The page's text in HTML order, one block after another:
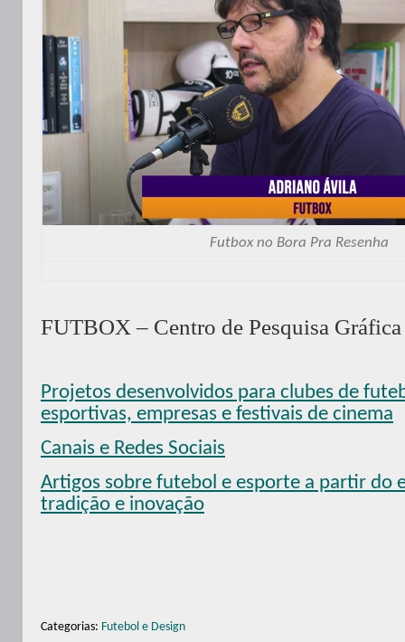
Futbox no Bora Pra Resenha
FUTBOX – Centro de Pesquisa
Projetos desenvolvidos para clubes de
esportivas, empresas e festivais de cinema
Canais e Redes Sociais
Artigos sobre futebol e esporte a partir do
tradição e inovação
Categorias: Futebol e Design